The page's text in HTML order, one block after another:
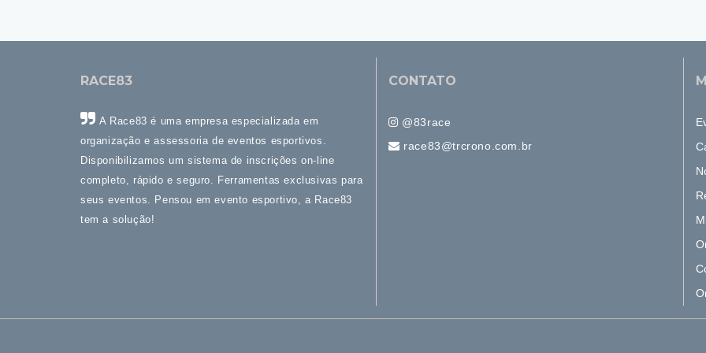
RACE83
A Race83 é uma empresa especializada em
organização e assessoria de eventos esportivos.
Disponibilizamos um sistema de inscrições on-line
completo, rápido e seguro. Ferramentas exclusivas para
seus eventos. Pensou em evento esportivo, a Race83
tem a solução!
CONTATO
@83race
race83@trcrono.com.br